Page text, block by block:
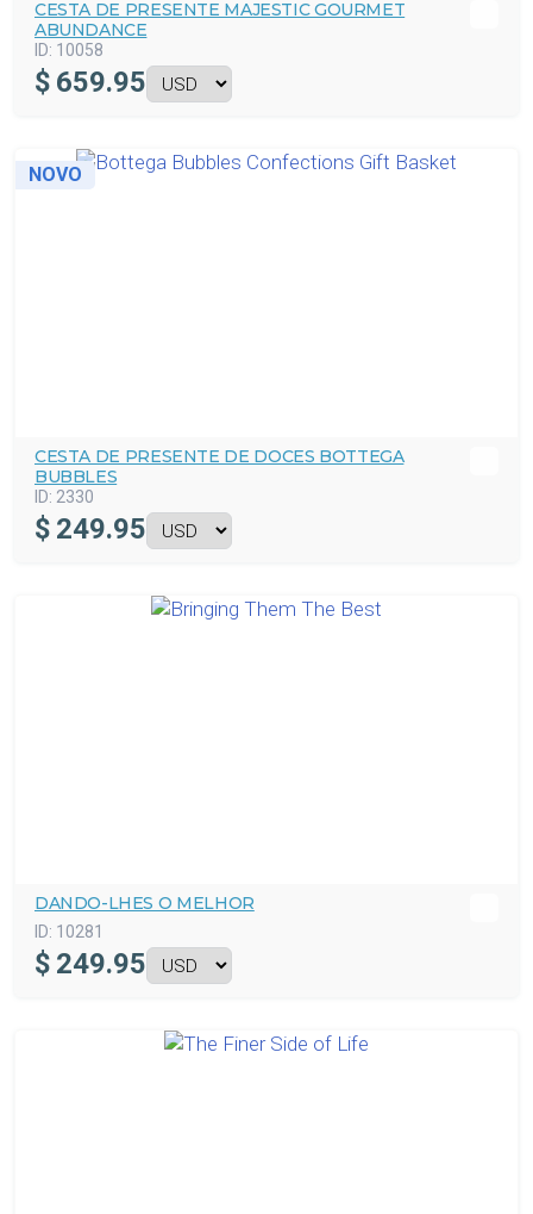
CESTA DE PRESENTE MAJESTIC GOURMET
ABUNDANCE
ID: 10058
$ 659.95
NOVO
CESTA DE PRESENTE DE DOCES BOTTEGA
BUBBLES
ID: 2330
$ 249.95
DANDO-LHES O MELHOR
ID: 10281
$ 249.95